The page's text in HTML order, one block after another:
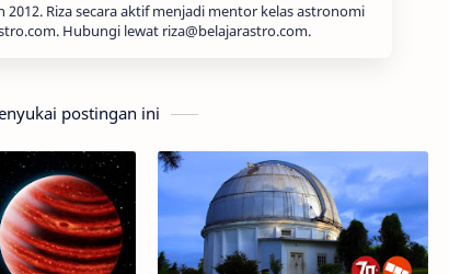
2012. Riza secara aktif menjadi mentor kelas astronomi
Hubungi lewat riza@belajarastro.com.
postingan ini